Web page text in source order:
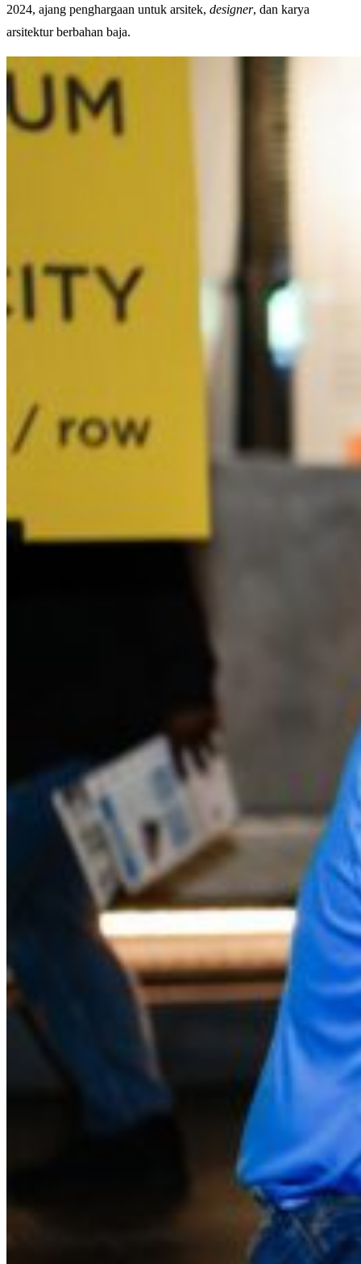
2024, ajang penghargaan untuk arsitek, designer, dan karya
arsitektur berbahan baja.